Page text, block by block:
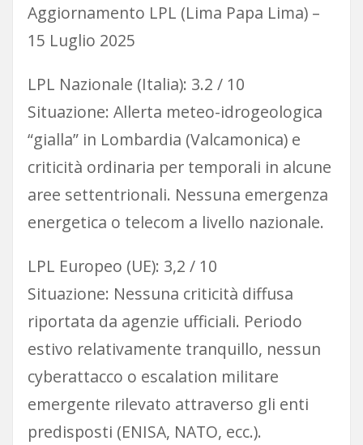
Aggiornamento LPL (Lima Papa Lima) –
15 Luglio 2025
LPL Nazionale (Italia): 3.2 / 10
Situazione: Allerta meteo-idrogeologica
“gialla” in Lombardia (Valcamonica) e
criticità ordinaria per temporali in alcune
aree settentrionali. Nessuna emergenza
energetica o telecom a livello nazionale.
LPL Europeo (UE): 3,2 / 10
Situazione: Nessuna criticità diffusa
riportata da agenzie ufficiali. Periodo
estivo relativamente tranquillo, nessun
cyberattacco o escalation militare
emergente rilevato attraverso gli enti
predisposti (ENISA, NATO, ecc.).